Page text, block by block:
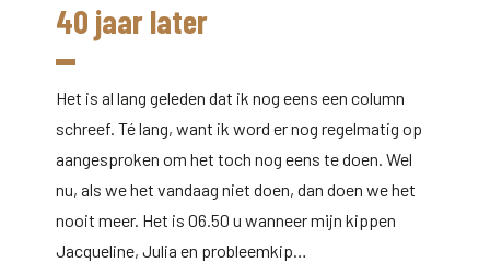
40 jaar later
Het is al lang geleden dat ik nog eens een column
schreef. Té lang, want ik word er nog regelmatig op
aangesproken om het toch nog eens te doen. Wel
nu, als we het vandaag niet doen, dan doen we het
nooit meer. Het is 06.50 u wanneer mijn kippen
Jacqueline, Julia en probleemkip…